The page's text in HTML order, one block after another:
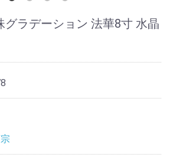
グラデーション 法華8寸 水晶